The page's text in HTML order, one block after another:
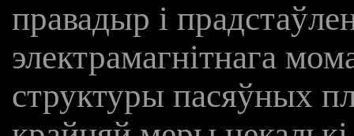
правадыр і
электрамагнітнага
структуры пасяўных